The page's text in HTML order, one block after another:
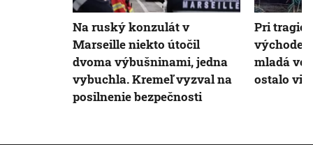
Na ruský konzulát v
Marseille niekto útočil
dvoma výbušninami, jedna
vybuchla. Kremeľ vyzval na
posilnenie bezpečnosti
Pri
východe
mladá
ostalo